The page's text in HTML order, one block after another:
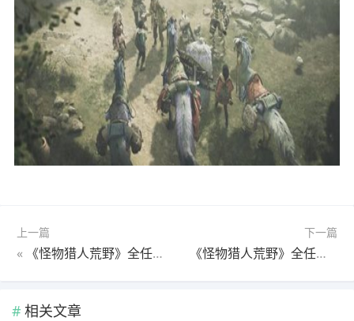
上一篇
« 《怪物猎人荒野》全任务图文流程攻略3-4 全怪物打法及支线攻略
下一篇
《怪物猎人荒野》全任务图文流程攻略4-1 全怪物打法及支线攻略
相关文章